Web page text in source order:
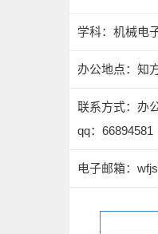
学科：机械电
办公地点：知
联系方式： 办
qq：66894581
电子邮箱：